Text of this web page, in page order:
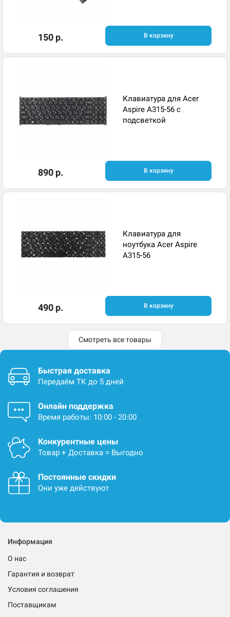
150 р. В корзину
Клавиатура для Acer
Aspire A315-56 с
подсветкой
890 р. В корзину
Клавиатура для
ноутбука Acer Aspire
A315-56
490 р. В корзину
Смотреть все товары
Быстрая доставка
Передаём ТК до 5 дней
Онлайн поддержка
Время работы: 10:00 - 20:00
Конкурентные цены
Товар + Доставка = Выгодно
Постоянные скидки
Они уже действуют
Информация
О нас
Гарантия и возврат
Условия соглашения
Поставщикам